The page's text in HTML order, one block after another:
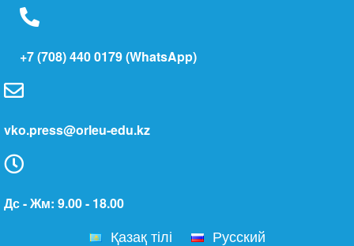
+7 (708) 440 0179 (WhatsApp)
vko.press@orleu-edu.kz
Дс - Жм: 9.00 - 18.00
Қазақ тілі Русский